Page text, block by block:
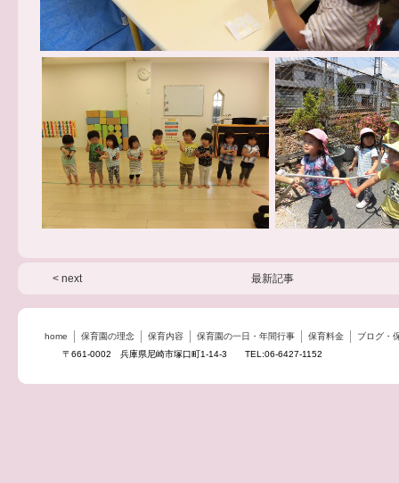
< next 最新記事
home 保育園の理念 保育内容 保育園の一日・年間行事 保育料金
ブログ・
〒661-0002 兵庫県尼崎市塚口町1-14-3 TEL:06-6427-1152